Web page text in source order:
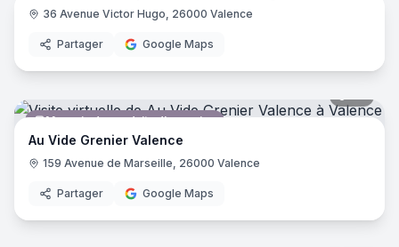
Pharmacie
36 Avenue Victor Hugo, 26000 Valence
Partager Google Maps
Magasin de produits d'occasion
Au Vide Grenier Valence
159 Avenue de Marseille, 26000 Valence
Partager Google Maps